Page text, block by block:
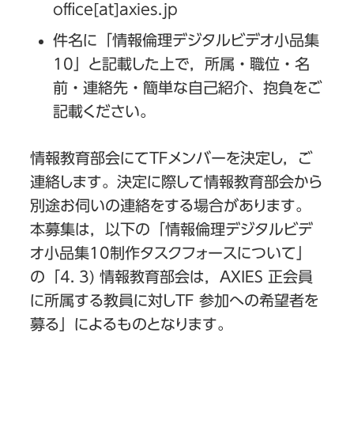
office[at]axies.jp
件名に「情報倫理デジタルビデオ小品集
10」と記載した上で，所属・職位・名
前・連絡先・簡単な自己紹介、抱負をご
記載ください。
情報教育部会にてTFメンバーを決定し，ご
連絡します。決定に際して情報教育部会から
別途お伺いの連絡をする場合があります。
本募集は，以下の「情報倫理デジタルビデ
オ小品集10制作タスクフォースについて」
の「4. 3) 情報教育部会は，AXIES 正会員
に所属する教員に対しTF 参加への希望者を
募る」によるものとなります。